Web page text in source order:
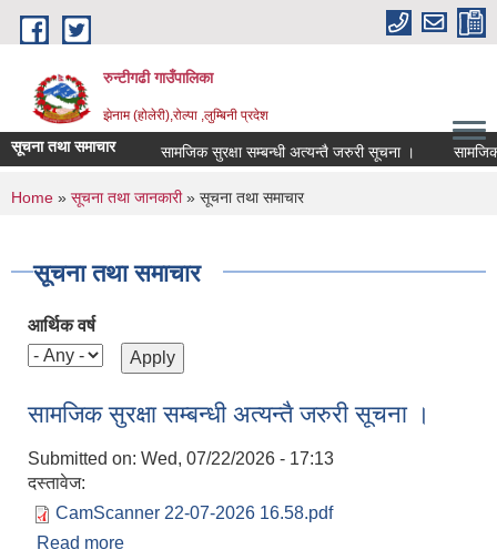
Skip to main content
रुन्टीगढी गाउँपालिका
झेनाम (होलेरी),रोल्पा ,लुम्बिनी प्रदेश
सूचना तथा समाचार सामजिक सुरक्षा सम्बन्धी अत्यन्तै जरुरी सूचना । सामजिक
You are here
Home » सूचना तथा जानकारी» सूचना तथा समाचार
सूचना तथा समाचार
आर्थिक वर्ष
सामजिक सुरक्षा सम्बन्धी अत्यन्तै जरुरी सूचना ।
Submitted on: Wed, 07/22/2026 - 17:13
दस्तावेज:
CamScanner 22-07-2026 16.58.pdf
Read more